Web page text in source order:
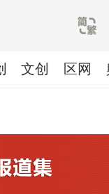
文创 区网